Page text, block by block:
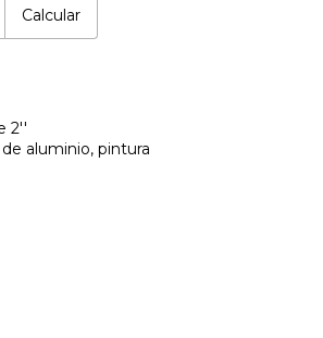
Calcular
2''
aluminio, pintura